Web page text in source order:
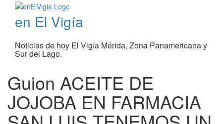
en El Vigía
Noticias de hoy El Vigía Mérida, Zona Panamericana y
Sur del Lago.
Guion ACEITE DE
JOJOBA EN FARMACIA